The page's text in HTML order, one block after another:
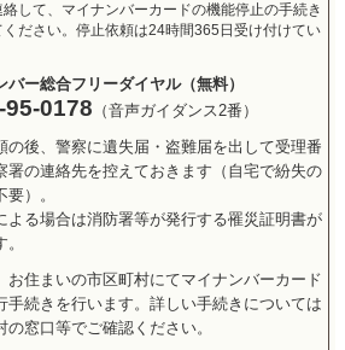
絡して、マイナンバーカードの機能停止の手続き
ください。停止依頼は24時間365日受け付けてい
バー総合フリーダイヤル（無料）
95-0178 （音声ガイダンス2番）
の後、警察に遺失届・盗難届を出して受理番
署の連絡先を控えておきます（自宅で紛失の
）。
よる場合は消防署等が発行する罹災証明書が
お住まいの市区町村にてマイナンバーカード
手続きを行います。詳しい手続きについては
の窓口等でご確認ください。